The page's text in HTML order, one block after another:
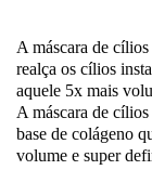
A máscara de
realça os cílios
aquele 5x mais
A máscara de
base de colágeno
volume e super